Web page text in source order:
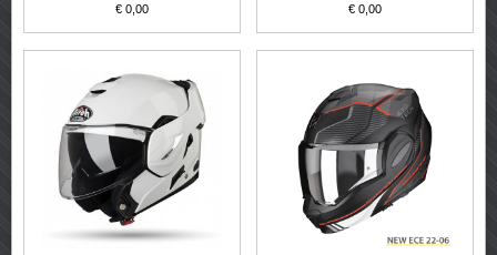
€ 0,00 € 0,00